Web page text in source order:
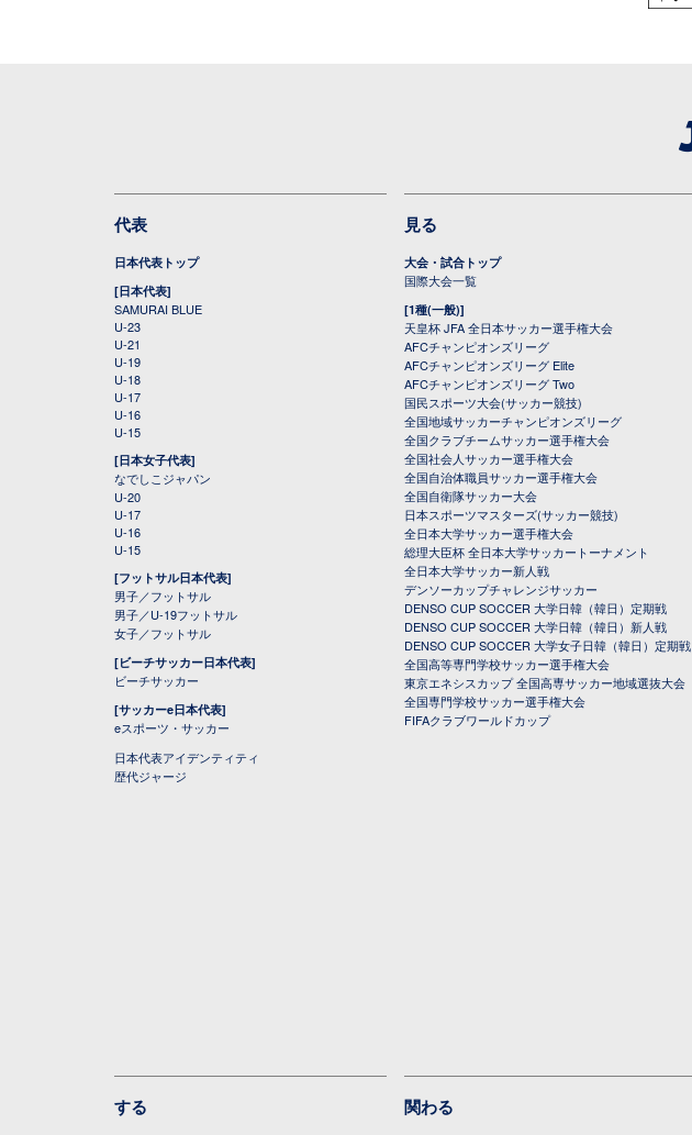
代表
日本代表トップ
[日本代表]
SAMURAI BLUE
U-23
U-21
U-19
U-18
U-17
U-16
U-15
[日本女子代表]
なでしこジャパン
U-20
U-17
U-16
U-15
[フットサル日本代表]
男子／フットサル
男子／U-19フットサル
女子／フットサル
[ビーチサッカー日本代表]
ビーチサッカー
[サッカーe日本代表]
eスポーツ・サッカー
日本代表アイデンティティ
歴代ジャージ
見る
大会・試合トップ
国際大会一覧
[1種(一般)]
天皇杯 JFA 全日本サッカー選手権大会
AFCチャンピオンズリーグ
AFCチャンピオンズリーグ Elite
AFCチャンピオンズリーグ Two
国民スポーツ大会(サッカー競技)
全国地域サッカーチャンピオンズリーグ
全国クラブチームサッカー選手権大会
全国社会人サッカー選手権大会
全国自治体職員サッカー選手権大会
全国自衛隊サッカー大会
日本スポーツマスターズ(サッカー競技)
全日本大学サッカー選手権大会
総理大臣杯 全日本大学サッカートーナメント
全日本大学サッカー新人戦
デンソーカップチャレンジサッカー
DENSO CUP SOCCER 大学日韓（韓日）定期戦
DENSO CUP SOCCER 大学日韓（韓日）新人戦
DENSO CUP SOCCER 大学女子日韓（韓日）定期戦
全国高等専門学校サッカー選手権大会
東京エネシスカップ 全国高専サッカー地域選抜大会
全国専門学校サッカー選手権大会
FIFAクラブワールドカップ
する 関わる